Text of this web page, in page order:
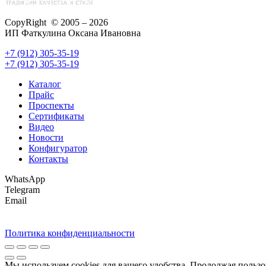
CopyRight © 2005 – 2026
ИП Фаткулина Оксана Ивановна
+7 (912) 305-35-19
+7 (912) 305-35-19
Каталог
Прайс
Проспекты
Сертификаты
Видео
Новости
Конфигуратор
Контакты
WhatsApp
Telegram
Email
Политика конфиденциальности